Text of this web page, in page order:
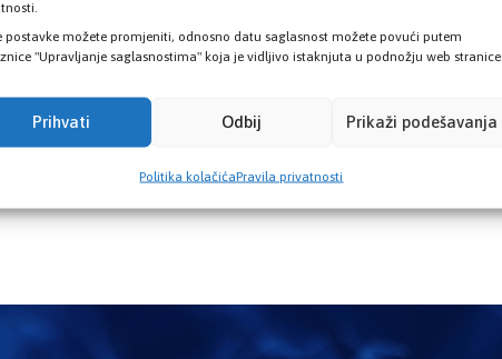
postavke možete promjeniti, odnosno datu saglasnost možete povući putem
"Upravljanje saglasnostima" koja je vidljivo istaknjuta u podnožju web stranice.
Prihvati Odbij Prikaži podešavanja
Politika kolačićaPravila privatnosti